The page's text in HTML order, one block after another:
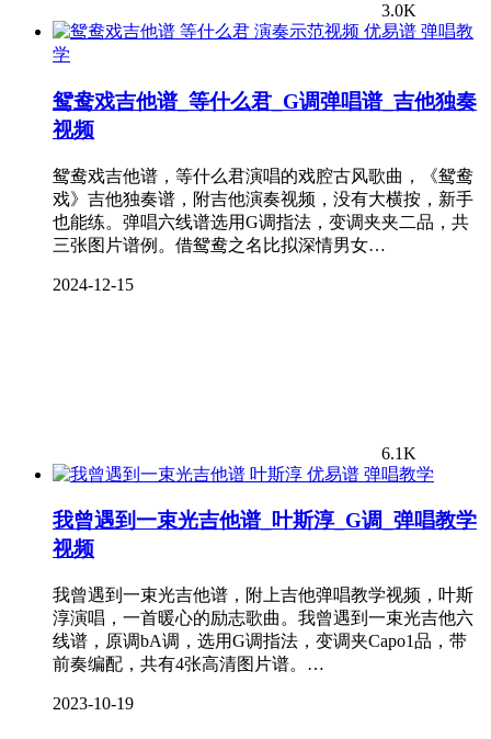
3.0K
弹唱教
学
鸳鸯戏吉他谱_等什么君_G调弹唱谱_吉他独奏
视频
鸳鸯戏吉他谱，等什么君演唱的戏腔古风歌曲，《鸳鸯
戏》吉他独奏谱，附吉他演奏视频，没有大横按，新手
也能练。弹唱六线谱选用G调指法，变调夹夹二品，共
三张图片谱例。借鸳鸯之名比拟深情男女…
2024-12-15
6.1K
弹唱教学
我曾遇到一束光吉他谱_叶斯淳_G调_弹唱教学
视频
我曾遇到一束光吉他谱，附上吉他弹唱教学视频，叶斯
淳演唱，一首暖心的励志歌曲。我曾遇到一束光吉他六
线谱，原调bA调，选用G调指法，变调夹Capo1品，带
前奏编配，共有4张高清图片谱。…
2023-10-19